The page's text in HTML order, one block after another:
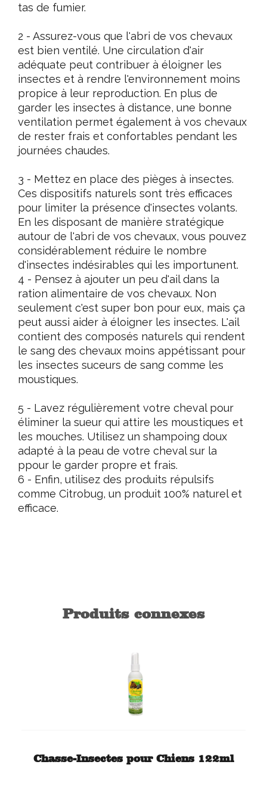
tas de fumier.
2 - Assurez-vous que l'abri de vos chevaux
est bien ventilé. Une circulation d'air
adéquate peut contribuer à éloigner les
insectes et à rendre l'environnement moins
propice à leur reproduction. En plus de
garder les insectes à distance, une bonne
ventilation permet également à vos chevaux
de rester frais et confortables pendant les
journées chaudes.
3 - Mettez en place des pièges à insectes.
Ces dispositifs naturels sont très efficaces
pour limiter la présence d'insectes volants.
En les disposant de manière stratégique
autour de l'abri de vos chevaux, vous pouvez
considérablement réduire le nombre
d'insectes indésirables qui les importunent.
4 - Pensez à ajouter un peu d'ail dans la
ration alimentaire de vos chevaux. Non
seulement c'est super bon pour eux, mais ça
peut aussi aider à éloigner les insectes. L'ail
contient des composés naturels qui rendent
le sang des chevaux moins appétissant pour
les insectes suceurs de sang comme les
moustiques.
5 - Lavez régulièrement votre cheval pour
éliminer la sueur qui attire les moustiques et
les mouches. Utilisez un shampoing doux
adapté à la peau de votre cheval sur la
ppour le garder propre et frais.
6 - Enfin, utilisez des produits répulsifs
comme Citrobug, un produit 100% naturel et
efficace.
Produits connexes
Chasse-Insectes pour Chiens 122ml